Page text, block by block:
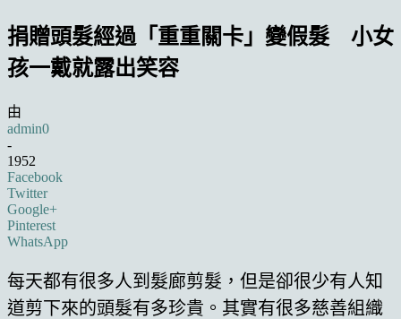
捐贈頭髮經過「重重關卡」變假髮 小女
孩一戴就露出笑容
由
admin0
-
1952
Facebook
Twitter
Google+
Pinterest
WhatsApp
每天都有很多人到髮廊剪髮，但是卻很少有人知
道剪下來的頭髮有多珍貴。其實有很多慈善組織